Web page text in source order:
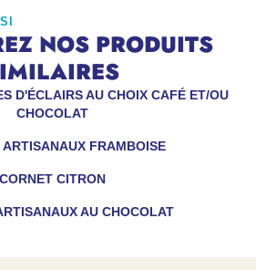
NOS PRODUITS
D'ÉCLAIRS AU CHOIX CAFÉ ET/OU
CHOCOLAT
ARTISANAUX FRAMBOISE
CORNET CITRON
AU CHOCOLAT